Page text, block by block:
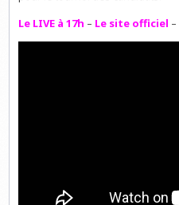
Le LIVE à 17h – Le site officiel –